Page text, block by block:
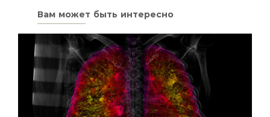
Вам может быть интересно